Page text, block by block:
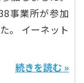
事業所が参加
。 イーネット
続きを読む »